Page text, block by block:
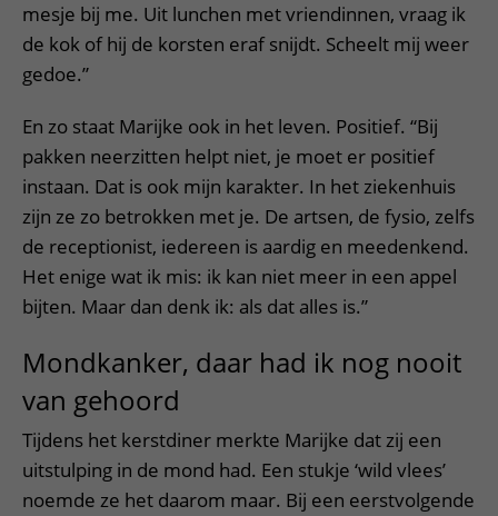
mesje bij me. Uit lunchen met vriendinnen, vraag ik
de kok of hij de korsten eraf snijdt. Scheelt mij weer
gedoe.”
En zo staat Marijke ook in het leven. Positief. “Bij
pakken neerzitten helpt niet, je moet er positief
instaan. Dat is ook mijn karakter. In het ziekenhuis
zijn ze zo betrokken met je. De artsen, de fysio, zelfs
de receptionist, iedereen is aardig en meedenkend.
Het enige wat ik mis: ik kan niet meer in een appel
bijten. Maar dan denk ik: als dat alles is.”
Mondkanker, daar had ik nog nooit
van gehoord
Tijdens het kerstdiner merkte Marijke dat zij een
uitstulping in de mond had. Een stukje ‘wild vlees’
noemde ze het daarom maar. Bij een eerstvolgende